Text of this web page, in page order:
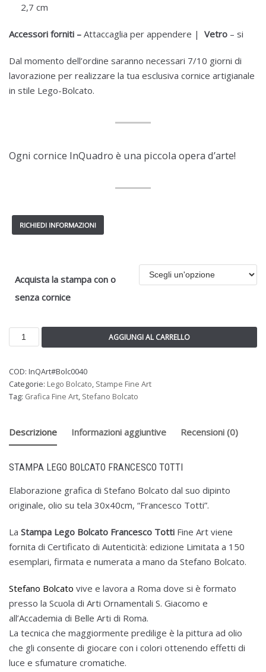
2,7 cm
Accessori forniti – Attaccaglia per appendere | Vetro – si
Dal momento dell’ordine saranno necessari 7/10 giorni di
lavorazione per realizzare la tua esclusiva cornice artigianale
in stile Lego-Bolcato.
Ogni cornice InQuadro è una piccola opera d’arte!
Acquista la stampa con o
senza cornice
AGGIUNGI AL CARRELLO
COD: InQArt#Bolc0040
Categorie: Lego Bolcato, Stampe Fine Art
Tag: Grafica Fine Art, Stefano Bolcato
Descrizione Informazioni aggiuntive Recensioni (0)
STAMPA LEGO BOLCATO FRANCESCO TOTTI
Elaborazione grafica di Stefano Bolcato dal suo dipinto
originale, olio su tela 30x40cm, “Francesco Totti”.
La Stampa Lego Bolcato Francesco Totti Fine Art viene
fornita di Certificato di Autenticità: edizione Limitata a 150
esemplari, firmata e numerata a mano da Stefano Bolcato.
Stefano Bolcato vive e lavora a Roma dove si è formato
presso la Scuola di Arti Ornamentali S. Giacomo e
all’Accademia di Belle Arti di Roma.
La tecnica che maggiormente predilige è la pittura ad olio
che gli consente di giocare con i colori ottenendo effetti di
luce e sfumature cromatiche.